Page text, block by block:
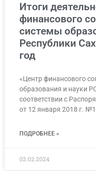
Итоги
финансового
системы
Республики
год
«Центр финансового
образования и науки
соответствии с
от 12 января 2018 г.
ПОДРОБНЕЕ »
02.02.2024